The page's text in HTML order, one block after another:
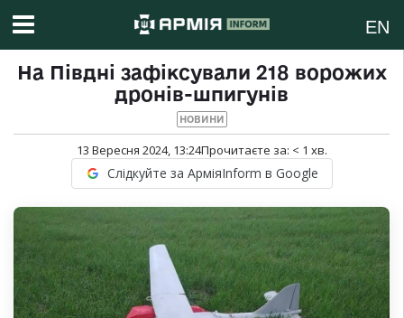
EN
На Півдні зафіксували 218 ворожих
дронів-шпигунів
НОВИНИ
13 Вересня 2024, 13:24Прочитаєте за: < 1 хв.
Слідкуйте за АрміяInform в Google